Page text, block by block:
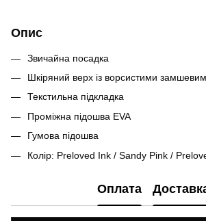
Опис
Звичайна посадка
Шкіряний верх із ворсистими
Текстильна підкладка
Проміжна підошва EVA
Гумова підошва
Колір: Preloved Ink / Sandy Pink /
Оплата